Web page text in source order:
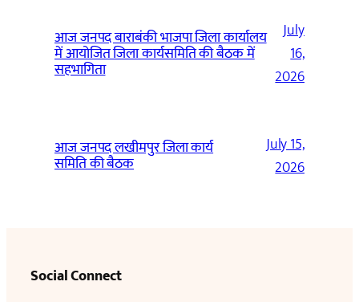
आज जनपद बाराबंकी भाजपा जिला कार्यालय
में आयोजित जिला कार्यसमिति की बैठक में
सहभागिता
July
16,
2026
आज जनपद लखीमपुर जिला कार्य
समिति की बैठक
July 15,
2026
Social Connect